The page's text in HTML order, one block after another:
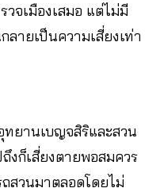
วจเมืองเสมอ แต่ไม่มี
ลายเป็นความเสี่ยงเท่า
ทยานเบญจสิริและสวน
งก็เสี่ยงตายพอสมควร
สวนมาตลอดโดยไม่